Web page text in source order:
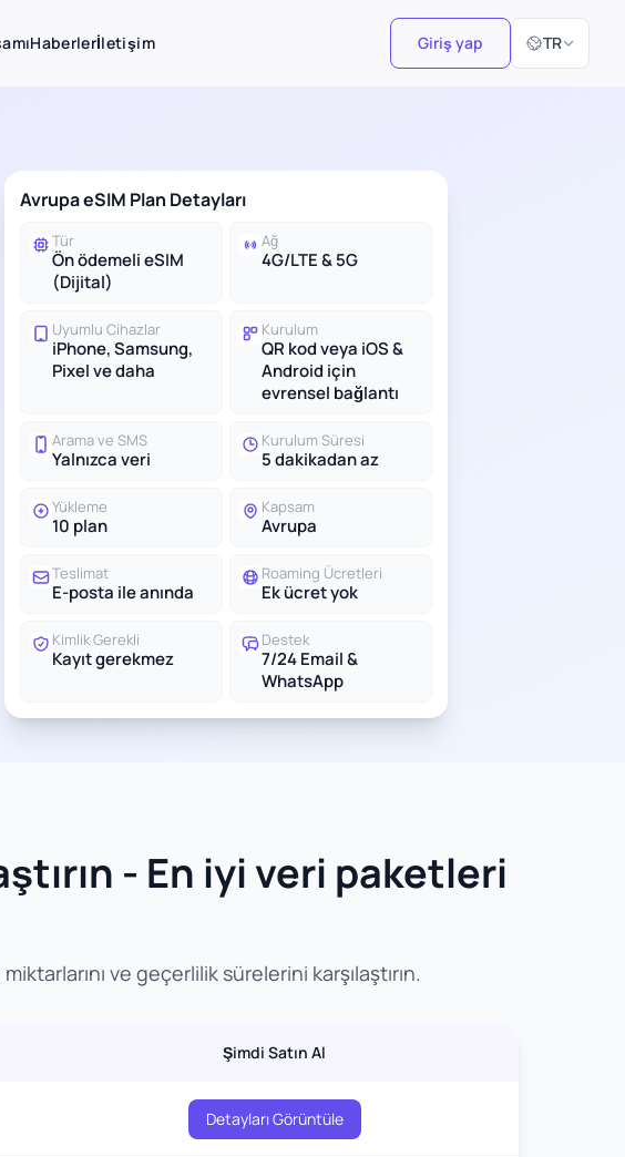
Haberlerİletişim Giriş yap TR
Dil Seçiniz
Avrupa eSIM Plan Detayları
Tür
Ön ödemeli eSIM
(Dijital)
Ağ
4G/LTE & 5G
Uyumlu Cihazlar
iPhone, Samsung,
Pixel ve daha
Kurulum
QR kod veya iOS &
Android için
evrensel bağlantı
Arama ve SMS
Yalnızca veri
Kurulum Süresi
5 dakikadan az
Yükleme
10 plan
Kapsam
Avrupa
Teslimat
E-posta ile anında
Roaming Ücretleri
Ek ücret yok
Kimlik Gerekli
Kayıt gerekmez
Destek
7/24 Email &
WhatsApp
- En iyi veri paketleri
ve geçerlilik sürelerini karşılaştırın.
Şimdi Satın Al
Detayları Görüntüle